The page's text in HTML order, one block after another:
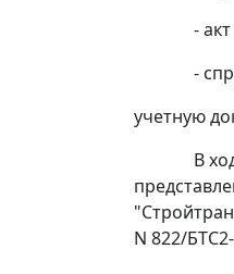
-
-
учетную
В
N 822/